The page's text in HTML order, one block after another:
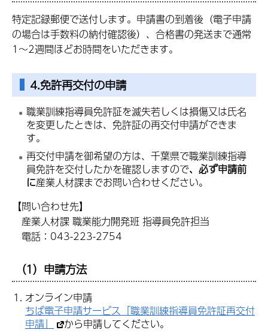
特定記録郵便で送付します。申請書の到着後（電子申請
の場合は手数料の納付確認後）、合格書の発送まで通常
1～2週間ほどお時間をいただきます。
4.免許再交付の申請
職業訓練指導員免許証を滅失若しくは損傷又は氏名
を変更したときは、免許証の再交付申請ができま
す。
再交付申請を御希望の方は、千葉県で職業訓練指導
員免許を交付したかを確認しますので、必ず申請前
に産業人材課までお問い合わせください。
【問い合わせ先】
産業人材課 職業能力開発班 指導員免許担当
電話：043-223-2754
（1）申請方法
オンライン申請
ちば電子申請サービス「職業訓練指導員免許証再交付
申請」
から申請してください。